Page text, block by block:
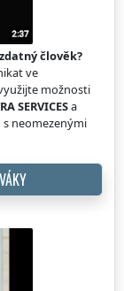
člověk?
ve
možnosti
SERVICESa
s neomezenými